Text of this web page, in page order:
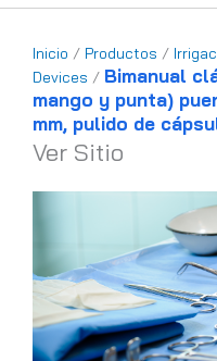
Inicio / Productos /
Devices / Bimanual
mango y punta)
mm, pulido de
Ver Sitio